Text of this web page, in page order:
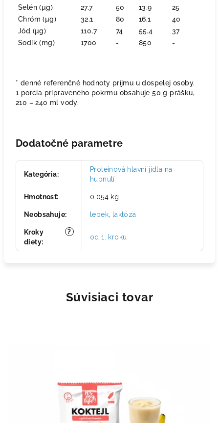
Selén (µg)
27,7 50 13,9
25
Chróm (µg)
32,1 80 16,1
40
Jód (µg)
110,7 74 55,4
37
Sodík (mg)
1700 - 850 -
* denné referenčné hodnoty príjmu u dospelej osoby.
1 porcia pripraveného pokrmu obsahuje 50 g prášku,
210 – 240 ml vody.
Dodatočné parametre
Kategória:
Proteinová hlavní jídla na
hubnutí
Hmotnosť: 0.054 kg
Neobsahuje: lepek laktóza
?
Kroky
diety:
od 1. kroku
Súvisiaci tovar